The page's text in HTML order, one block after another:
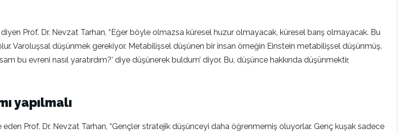
diyen Prof. Dr. Nevzat Tarhan, “Eğer böyle olmazsa küresel huzur olmayacak, küresel barış olmayacak. Bu
Varoluşsal düşünmek gerekiyor. Metabilişsel düşünen bir insan örneğin Einstein metabilişsel düşünmüş.
bu evreni nasıl yaratırdım?’ diye düşünerek buldum’ diyor. Bu, düşünce hakkında düşünmektir,
yapılmalı
Prof. Dr. Nevzat Tarhan, “Gençler stratejik düşünceyi daha öğrenmemiş oluyorlar. Genç kuşak sadece